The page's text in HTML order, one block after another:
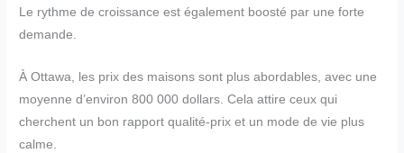
Le rythme de croissance est également boosté par une forte
demande.
À Ottawa, les prix des maisons sont plus abordables, avec une
moyenne d’environ 800 000 dollars. Cela attire ceux qui
cherchent un bon rapport qualité-prix et un mode de vie plus
calme.